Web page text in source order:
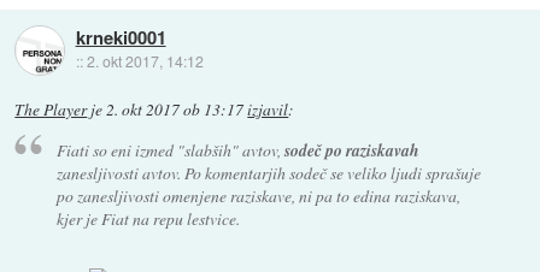
krneki0001
::2. okt 2017, 14:12
The Playerje2. okt 2017 ob 13:17izjavil:
Fiati so eni izmed "slabših" avtov, sodeč po raziskavah
zanesljivosti avtov. Po komentarjih sodeč se veliko ljudi sprašuje
po zanesljivosti omenjene raziskave, ni pa to edina raziskava,
kjer je Fiat na repu lestvice.